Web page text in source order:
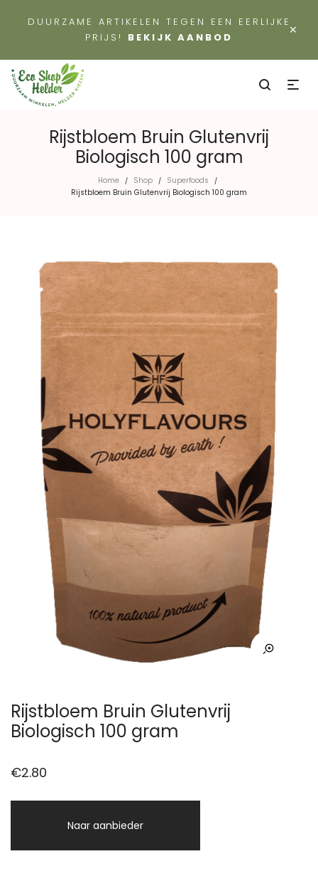
×
DUURZAME ARTIKELEN TEGEN EEN EERLIJKE
PRIJS! BEKIJK AANBOD
Rijstbloem Bruin Glutenvrij
Biologisch 100 gram
Home / Shop / Superfoods /
Rijstbloem Bruin Glutenvrij Biologisch 100 gram
Rijstbloem Bruin Glutenvrij
Biologisch 100 gram
€2.80
Naar aanbieder